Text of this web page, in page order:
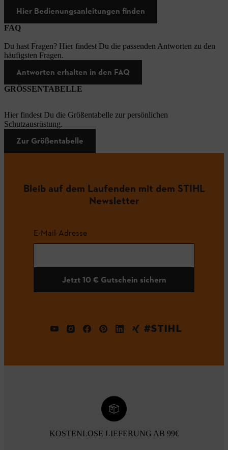
Hier Bedienungsanleitungen finden
FAQ
Du hast Fragen? Hier findest Du die passenden Antworten zu den
häufigsten Fragen.
Antworten erhalten in den FAQ
GRÖSSENTABELLE
Hier findest Du die Größentabelle zur persönlichen
Schutzausrüstung.
Zur Größentabelle
Bleib auf dem Laufenden mit dem STIHL
Newsletter
E-Mail-Adresse
Jetzt 10 € Gutschein sichern
#STIHL
KOSTENLOSE LIEFERUNG AB 99€